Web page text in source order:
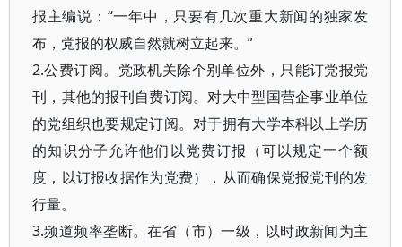
报主编说：“一年中，只要有几次重大新闻的独家发
布，党报的权威自然就树立起来。”
2.公费订阅。党政机关除个别单位外，只能订党报党
刊，其他的报刊自费订阅。对大中型国营企事业单位
的党组织也要规定订阅。对于拥有大学本科以上学历
的知识分子允许他们以党费订报（可以规定一个额
度，以订报收据作为党费），从而确保党报党刊的发
行量。
3.频道频率垄断。在省（市）一级，以时政新闻为主